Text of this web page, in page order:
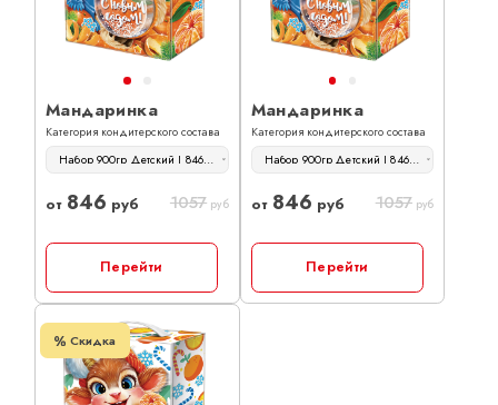
Мандаринка
Категория кондитерского состава
Набор 900гр Детский | 846 руб
от 846 руб 1057 руб
Перейти
Мандаринка
Категория кондитерского состава
Набор 900гр Детский | 846 руб
от 846 руб 1057 руб
Перейти
Скидка